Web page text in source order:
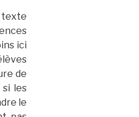
texte
ici
de
si les
le